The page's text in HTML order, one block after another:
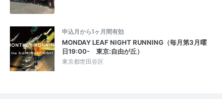
申込月から1ヶ月間有効
MONDAY LEAF NIGHT RUNNING（毎月第3月曜
日19:00- 東京:自由が丘）
東京都世田谷区